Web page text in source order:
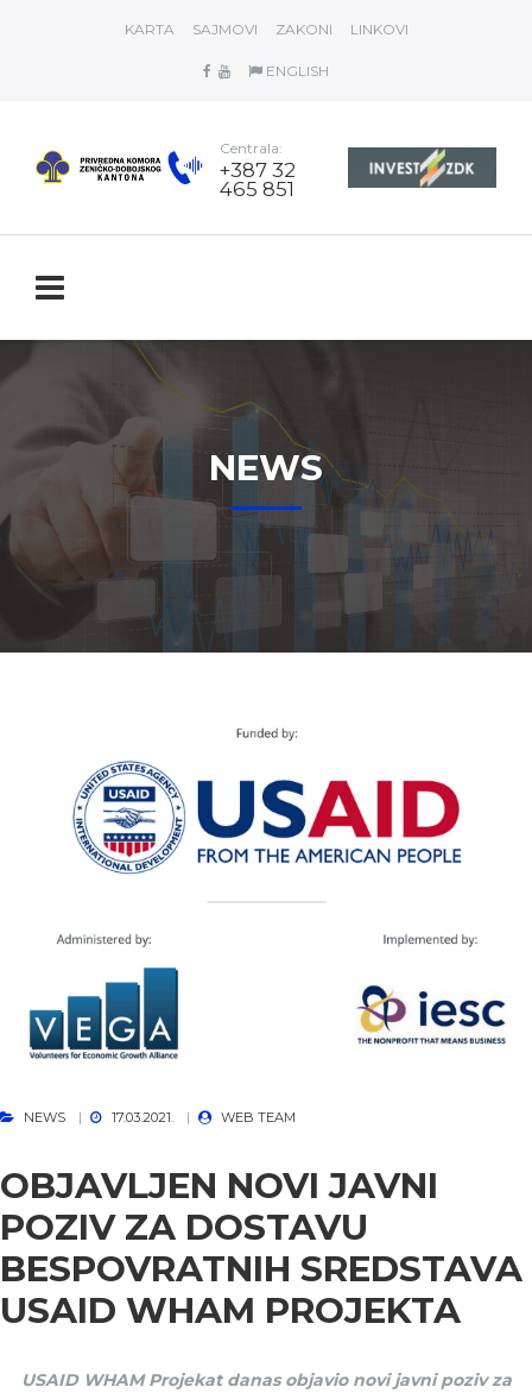
KARTA SAJMOVI ZAKONI LINKOVI
ENGLISH
Centrala:
+387 32
465 851
NEWS
NEWS 17.03.2021. WEB TEAM
OBJAVLJEN NOVI JAVNI
POZIV ZA DOSTAVU
BESPOVRATNIH SREDSTAVA
USAID WHAM PROJEKTA
USAID WHAM Projekat danas objavio novi javni poziv za